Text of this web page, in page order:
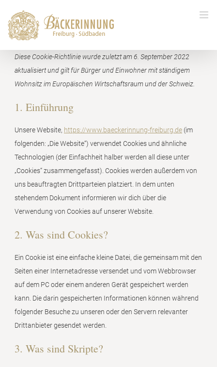
Inhalt
springen
Diese Cookie-Richtlinie wurde zuletzt am 6. September 2022
aktualisiert und gilt für Bürger und Einwohner mit ständigem
Wohnsitz im Europäischen Wirtschaftsraum und der Schweiz.
1. Einführung
Unsere Website, https://www.baeckerinnung-freiburg.de (im
folgenden: „Die Website“) verwendet Cookies und ähnliche
Technologien (der Einfachheit halber werden all diese unter
„Cookies“ zusammengefasst). Cookies werden außerdem von
uns beauftragten Drittparteien platziert. In dem unten
stehendem Dokument informieren wir dich über die
Verwendung von Cookies auf unserer Website.
2. Was sind Cookies?
Ein Cookie ist eine einfache kleine Datei, die gemeinsam mit den
Seiten einer Internetadresse versendet und vom Webbrowser
auf dem PC oder einem anderen Gerät gespeichert werden
kann. Die darin gespeicherten Informationen können während
folgender Besuche zu unseren oder den Servern relevanter
Drittanbieter gesendet werden.
3. Was sind Skripte?